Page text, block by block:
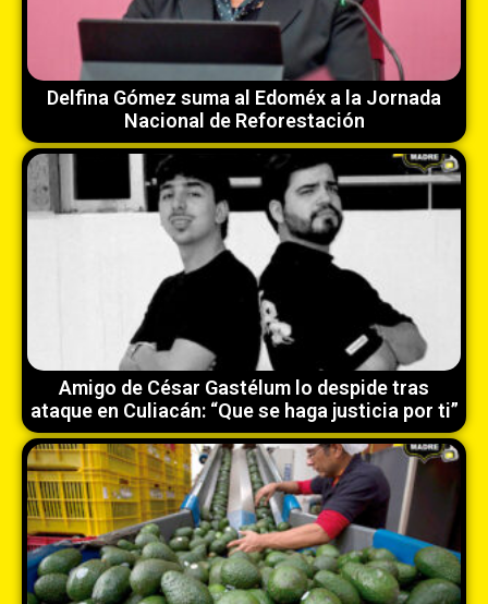
Delfina Gómez suma al Edoméx a la Jornada
Nacional de Reforestación
Amigo de César Gastélum lo despide tras
ataque en Culiacán: “Que se haga justicia por ti”